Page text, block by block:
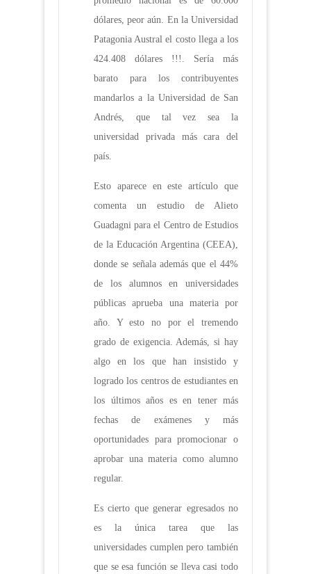
dólares, peor aún. En la Universidad
Patagonia Austral el costo llega a los
424.408 dólares !!!. Sería más
barato para los contribuyentes
mandarlos a la Universidad de San
Andrés, que tal vez sea la
universidad privada más cara del
país.
Esto aparece en este artículo que
comenta un estudio de Alieto
Guadagni para el Centro de Estudios
de la Educación Argentina (CEEA),
donde se señala además que el 44%
de los alumnos en universidades
públicas aprueba una materia por
año. Y esto no por el tremendo
grado de exigencia. Además, si hay
algo en los que han insistido y
logrado los centros de estudiantes en
los últimos años es en tener más
fechas de exámenes y más
oportunidades para promocionar o
aprobar una materia como alumno
regular.
Es cierto que generar egresados no
es la única tarea que las
universidades cumplen pero también
que se esa función se lleva casi todo